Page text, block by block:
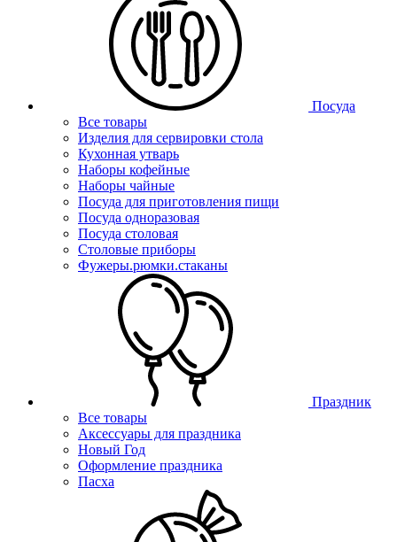
Посуда
Все товары
Изделия для сервировки стола
Кухонная утварь
Наборы кофейные
Наборы чайные
Посуда для приготовления пищи
Посуда одноразовая
Посуда столовая
Столовые приборы
Фужеры.рюмки.стаканы
Праздник
Все товары
Аксессуары для праздника
Новый Год
Оформление праздника
Пасха